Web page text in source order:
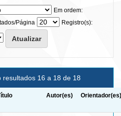
Em ordem:
Página
Registro(s):
resultados 16 a 18 de 18
Autor(es) Orientador(es)